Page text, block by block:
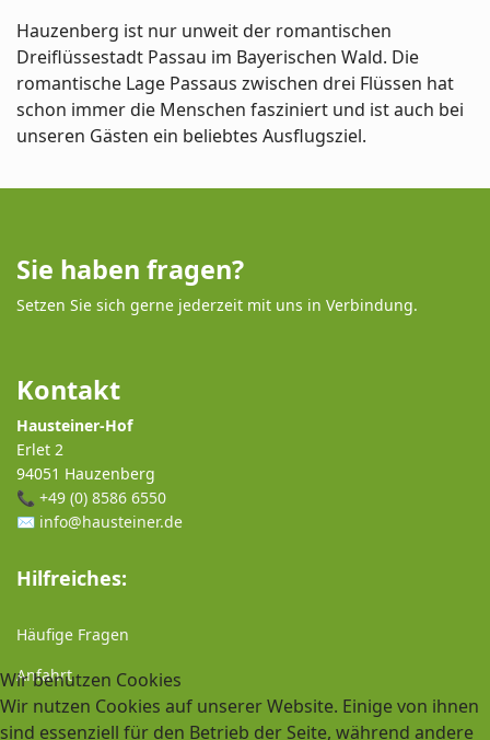
Hauzenberg ist nur unweit der romantischen
Dreiflüssestadt Passau im Bayerischen Wald. Die
romantische Lage Passaus zwischen drei Flüssen hat
schon immer die Menschen fasziniert und ist auch bei
unseren Gästen ein beliebtes Ausflugsziel.
Sie haben fragen?
Setzen Sie sich gerne jederzeit mit uns in Verbindung.
Kontakt
Hausteiner-Hof
Erlet 2
94051 Hauzenberg
📞 +49 (0) 8586 6550
✉️ info@hausteiner.de
Hilfreiches:
Häufige Fragen
Anfahrt
Wir benutzen Cookies
Wir nutzen Cookies auf unserer Website. Einige von ihnen
sind essenziell für den Betrieb der Seite, während andere